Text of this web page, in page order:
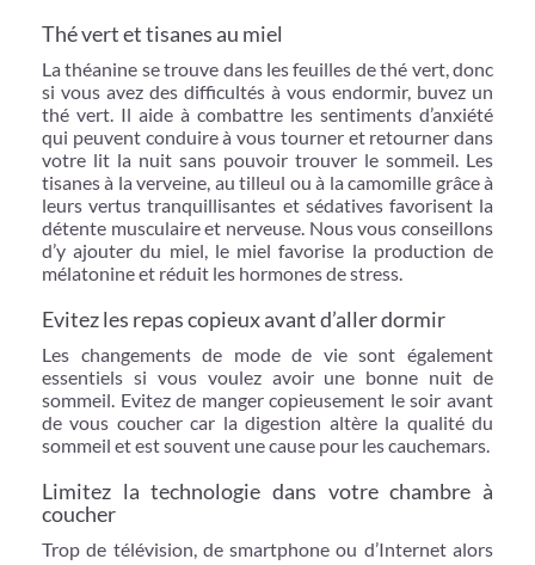
Thé vert et tisanes au miel
La théanine se trouve dans les feuilles de thé vert, donc
si vous avez des difficultés à vous endormir, buvez un
thé vert. Il aide à combattre les sentiments d’anxiété
qui peuvent conduire à vous tourner et retourner dans
votre lit la nuit sans pouvoir trouver le sommeil. Les
tisanes à la verveine, au tilleul ou à la camomille grâce à
leurs vertus tranquillisantes et sédatives favorisent la
détente musculaire et nerveuse. Nous vous conseillons
d’y ajouter du miel, le miel favorise la production de
mélatonine et réduit les hormones de stress.
Evitez les repas copieux avant d’aller dormir
Les changements de mode de vie sont également
essentiels si vous voulez avoir une bonne nuit de
sommeil. Evitez de manger copieusement le soir avant
de vous coucher car la digestion altère la qualité du
sommeil et est souvent une cause pour les cauchemars.
Limitez la technologie dans votre chambre à
coucher
Trop de télévision, de smartphone ou d’Internet alors